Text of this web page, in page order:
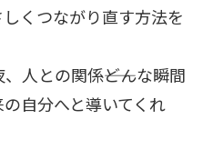
くつながり直す方法を
人との関係――どんな瞬間
自分へと導いてくれ